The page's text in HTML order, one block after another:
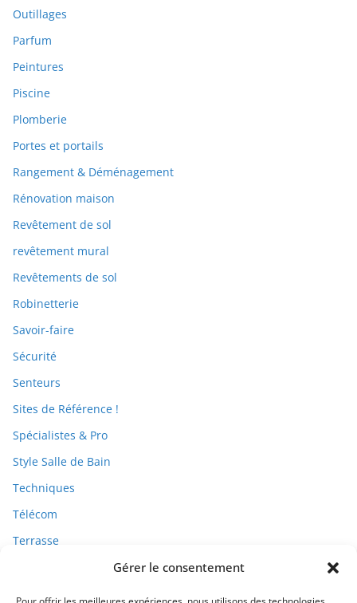
Gérer le consentement
Outillages
Parfum
Peintures
Piscine
Plomberie
Portes et portails
Rangement & Déménagement
Rénovation maison
Revêtement de sol
revêtement mural
Revêtements de sol
Robinetterie
Savoir-faire
Sécurité
Senteurs
Sites de Référence !
Spécialistes & Pro
Style Salle de Bain
Techniques
Télécom
Terrasse